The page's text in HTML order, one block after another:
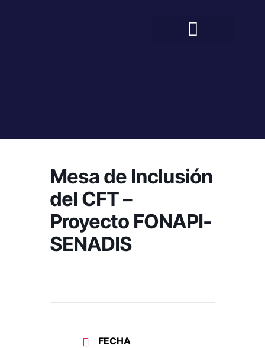
Mesa de Inclusión
del CFT –
Proyecto FONAPI-
SENADIS
FECHA